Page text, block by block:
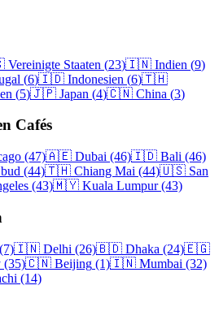
Vereinigte Staaten (23)🇮🇳 Indien (9)
(6)🇮🇩 Indonesien (6)🇹🇭
(5)🇯🇵 Japan (4)🇨🇳 China (3)
Cafés
(47)🇦🇪 Dubai (46)🇮🇩 Bali (46)
(44)🇹🇭 Chiang Mai (44)🇺🇸 San
(43)🇲🇾 Kuala Lumpur (43)
(7)🇮🇳 Delhi (26)🇧🇩 Dhaka (24)🇪🇬
(35)🇨🇳 Beijing (1)🇮🇳 Mumbai (32)
(14)